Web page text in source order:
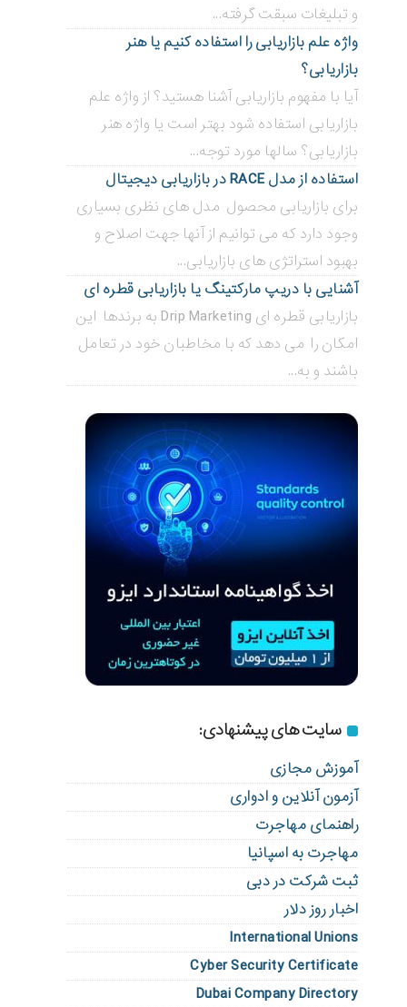
و تبلیغات سبقت گرفته...
واژه علم بازاریابی را استفاده کنیم یا هنر
بازاریابی؟
آیا با مفهوم بازاریابی آشنا هستید؟ از واژه علم
بازاریابی استفاده شود بهتر است یا واژه هنر
بازاریابی؟ سالها مورد توجه...
استفاده از مدل RACE در بازاریابی دیجیتال
برای بازاریابی محصول مدل های نظری بسیاری
وجود دارد که می توانیم از آنها جهت اصلاح و
بهبود استراتژی های بازاریابی...
آشنایی با دریپ مارکتینگ یا بازاریابی قطره ای
بازاریابی قطره ای Drip Marketing به برندها این
امکان را می دهد که با مخاطبان خود در تعامل
باشند و به...
سایت های پیشنهادی:
آموزش مجازی
آزمون آنلاین و ادواری
راهنمای مهاجرت
مهاجرت به اسپانیا
ثبت شرکت در دبی
اخبار روز دلار
International Unions
Cyber Security Certificate
Dubai Company Directory